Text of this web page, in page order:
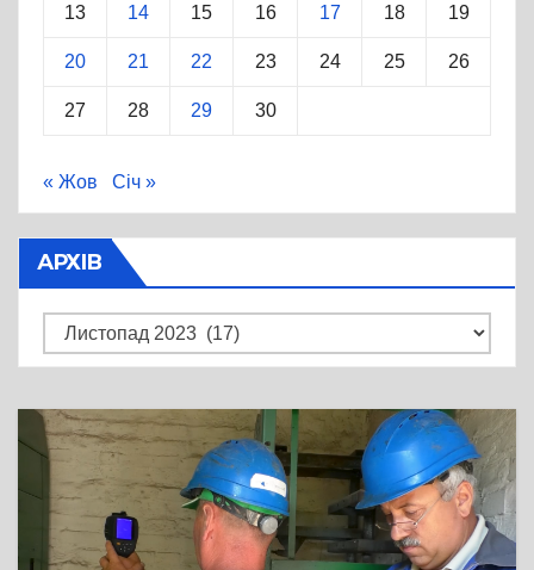
13 14 15 16 17 18 19
20 21 22 23 24 25 26
27 28 29 30
« Жов Січ »
АРХІВ
Архів